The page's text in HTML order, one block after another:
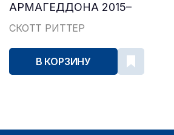
АРМАГЕДДОНА 2015–
2024
СКОТТ РИТТЕР
В КОРЗИНУ